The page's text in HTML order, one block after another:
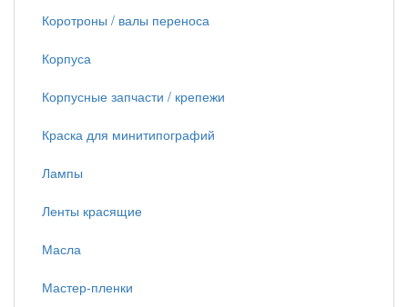
Коротроны / валы переноса
Корпуса
Корпусные запчасти / крепежи
Краска для минитипографий
Лампы
Ленты красящие
Масла
Мастер-пленки